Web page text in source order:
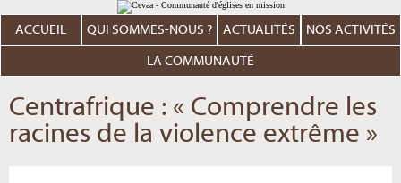
au
contenu.
Aller
personnels
ACCUEIL QUI SOMMES-NOUS ? ACTUALITÉS NOS ACTIVITÉS
LA COMMUNAUTÉ
Centrafrique : « Comprendre les
racines de la violence extrême »